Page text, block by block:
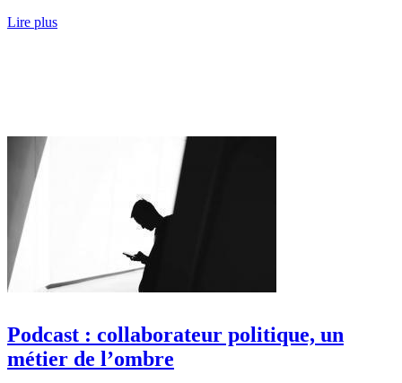
Lire plus
Podcast : collaborateur politique, un
métier de l’ombre